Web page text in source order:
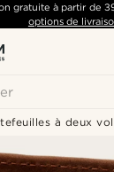
gratuite à partir de
options de
à deux